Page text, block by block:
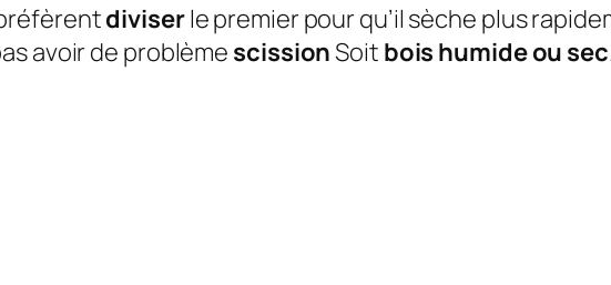
diviserle premier pour qu’il sèche plus
avoir de problème scissionSoit bois humide ou sec